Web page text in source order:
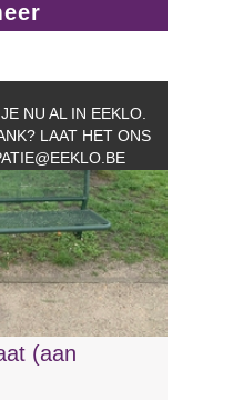
NU AL IN EEKLO.
LAAT HET ONS
(aan